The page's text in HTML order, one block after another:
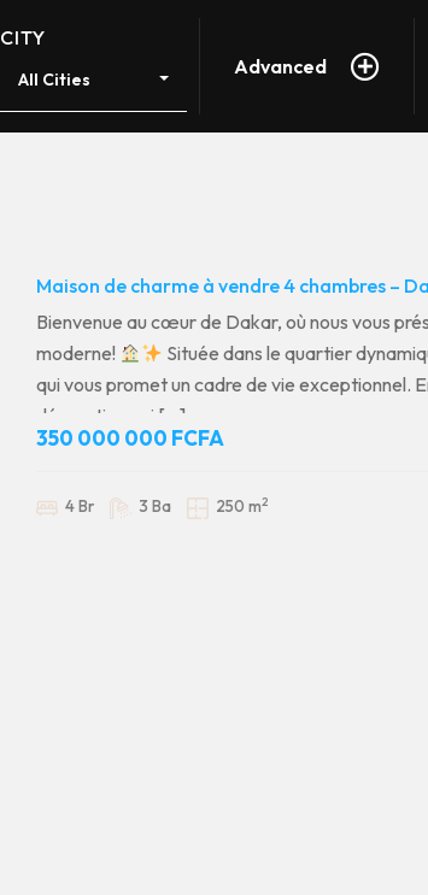
CITY
All Cities
Advanced
Maison de charme à vendre 4 chambres –
Bienvenue au cœur de Dakar, où nous vous
moderne!
Située dans le quartier
qui vous promet un cadre de vie exceptionnel.
décoration qui […]
350 000 000 FCFA
4 Br 3 Ba 250 m2